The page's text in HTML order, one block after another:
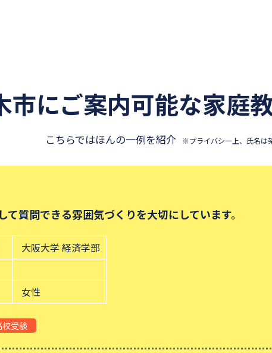
市にご案内可能な家庭
こちらではほんの一例を紹介 ※プライバシー上、氏名は
て質問できる雰囲気づくりを大切にしています。
大阪大学 経済学部
女性
校受験